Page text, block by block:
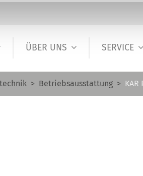
ÜBER UNS SERVICE
Betriebsausstattung KAR